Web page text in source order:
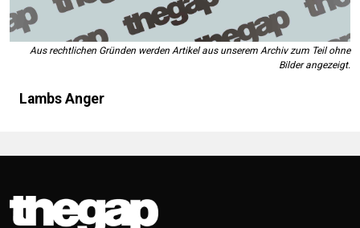
Aus rechtlichen Gründen werden Artikel aus unserem Archiv zum Teil ohne
Bilder angezeigt.
Lambs Anger